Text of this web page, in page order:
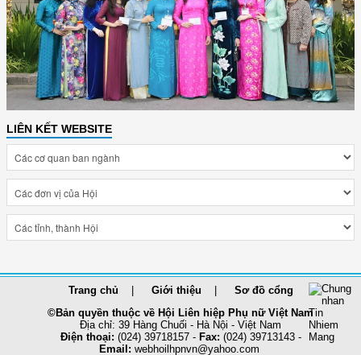
LIÊN KẾT WEBSITE
Trang chủ Giới thiệu
Sơ đồ cổng
©Bản quyền thuộc về Hội Liên hiệp Phụ nữ Việt Nam
Địa chỉ: 39 Hàng Chuối - Hà Nội - Việt Nam
Điện thoại: (024) 39718157 - Fax: (024) 39713143 -
Email: webhoilhpnvn@yahoo.com